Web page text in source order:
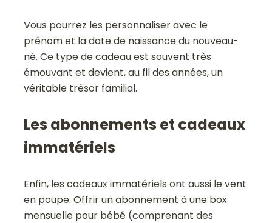
Vous pourrez les personnaliser avec le
prénom et la date de naissance du nouveau-
né. Ce type de cadeau est souvent très
émouvant et devient, au fil des années, un
véritable trésor familial.
Les abonnements et cadeaux
immatériels
Enfin, les cadeaux immatériels ont aussi le vent
en poupe. Offrir un abonnement à une box
mensuelle pour bébé (comprenant des